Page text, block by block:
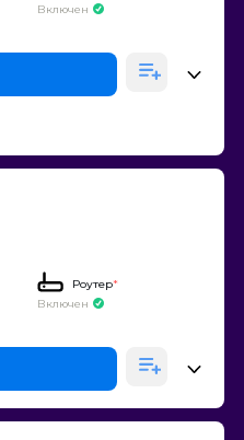
Включен
Роутер*
Включен